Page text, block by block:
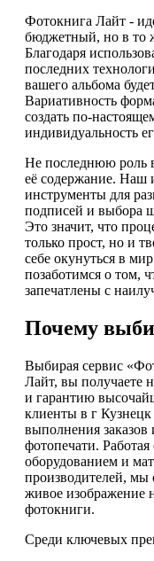
Фотокнига Лайт -
бюджетный, но в то
Благодаря
последних
вашего альбома
Вариативность
создать по-
индивидуальность
Не последнюю роль
её содержание. Наш
инструменты для
подписей и выбора
Это значит, что
только прост, но и
себе окунуться в
позаботимся о том,
запечатлены с
Почему
Выбирая сервис
Лайт, вы получаете
и гарантию
клиенты в г Кузнецк
выполнения заказов
фотопечати.
оборудованием и
производителей, мы
живое изображение
фотокниги.
Среди ключевых